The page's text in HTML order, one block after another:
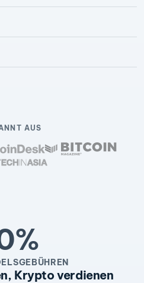
AUS
Krypto verdienen